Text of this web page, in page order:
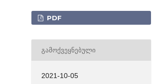
PDF
ᲒᲐᲛᲝᲥᲕᲔᲧᲜᲔᲑᲣᲚᲘ
2021-10-05